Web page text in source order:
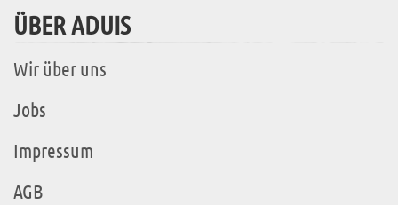
ÜBER ADUIS
Wir über uns
Jobs
Impressum
AGB